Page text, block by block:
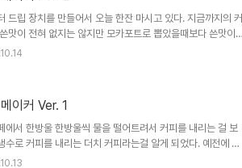
에 아래만 잠기게 걸어 둔다거나 하면 며칠동안 갈것 같기도
드립 장치를 만들어서 오늘 한잔 마시고 있다. 지금까지의 커
맛이 전혀 없지는 않지만 모카포트로 뽑았을때보다 쓴맛이
되나? 아무튼 전에 느껴보지 못한 깊은 맛이 느껴진다. 맛
가 비싸서 진입하지 않는 분들을 끌어 들이는 효과가 있기 때
까지 판매량이 늘어날 것이라고 내심 자부해본다. 어제 만든
이커 Ver. 1
에서 한방울 한방울씩 물을 떨어트려서 커피를 내리는 걸 보
수로 커피를 내리는 더치 커피라는걸 알게 되었다. 예전에 항
이 물을 끓이지 않고도 커피를 만들어 먹기 위해서 만들었